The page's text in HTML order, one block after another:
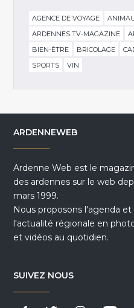
AGENCE DE VOYAGE
ARDENNES TV-MAGAZINE
BIEN-ÊTRE
BRICOLAGE
SPORTS
VIN
ARDENNEWEB
Ardenne Web est le
des ardennes sur le web
mars 1999.
Nous proposons l'agenda et
l'actualité régionale en
et vidéos au quotidien.
SUIVEZ NOUS